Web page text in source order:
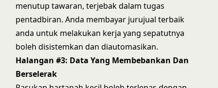
menutup tawaran, terjebak dalam tugas
pentadbiran. Anda membayar jurujual terbaik
anda untuk melakukan kerja yang sepatutnya
boleh disistemkan dan diautomasikan.
Halangan #3: Data Yang Membebankan Dan
Berselerak